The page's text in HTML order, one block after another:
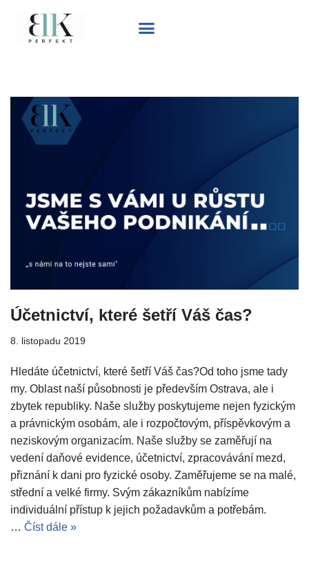
Účetnictví, které šetří Váš čas?
8. listopadu 2019
Hledáte účetnictví, které šetří Váš čas?Od toho jsme tady
my. Oblast naší působnosti je především Ostrava, ale i
zbytek republiky. Naše služby poskytujeme nejen fyzickým
a právnickým osobám, ale i rozpočtovým, příspěvkovým a
neziskovým organizacím. Naše služby se zaměřují na
vedení daňové evidence, účetnictví, zpracovávání mezd,
přiznání k dani pro fyzické osoby. Zaměřujeme se na malé,
střední a velké firmy. Svým zákazníkům nabízíme
individuální přístup k jejich požadavkům a potřebám.
… Číst dále »